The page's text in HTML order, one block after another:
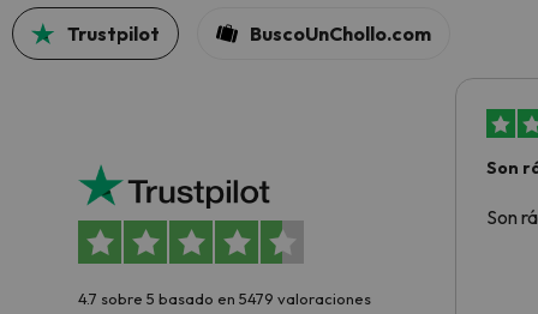
Trustpilot BuscoUnChollo.com
4.7 sobre 5 basado en 5479 valoraciones
Son
Son